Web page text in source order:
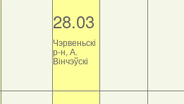
28.03
Чэрвеньскі
р-н, А.
Вінчэўскі